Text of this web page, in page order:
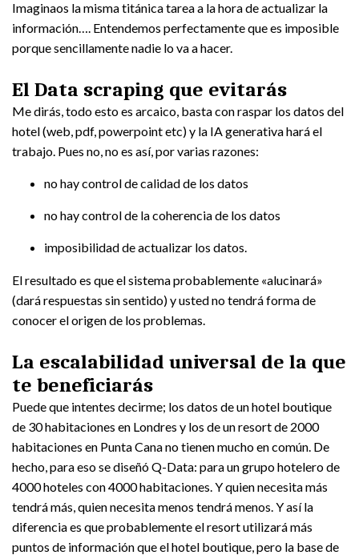
Imaginaos la misma titánica tarea a la hora de actualizar la
información…. Entendemos perfectamente que es imposible
porque sencillamente nadie lo va a hacer.
El Data scraping que evitarás
Me dirás, todo esto es arcaico, basta con raspar los datos del
hotel (web, pdf, powerpoint etc) y la IA generativa hará el
trabajo. Pues no, no es así, por varias razones:
no hay control de calidad de los datos
no hay control de la coherencia de los datos
imposibilidad de actualizar los datos.
El resultado es que el sistema probablemente «alucinará»
(dará respuestas sin sentido) y usted no tendrá forma de
conocer el origen de los problemas.
La escalabilidad universal de la que
te beneficiarás
Puede que intentes decirme; los datos de un hotel boutique
de 30 habitaciones en Londres y los de un resort de 2000
habitaciones en Punta Cana no tienen mucho en común. De
hecho, para eso se diseñó Q-Data: para un grupo hotelero de
4000 hoteles con 4000 habitaciones. Y quien necesita más
tendrá más, quien necesita menos tendrá menos. Y así la
diferencia es que probablemente el resort utilizará más
puntos de información que el hotel boutique, pero la base de